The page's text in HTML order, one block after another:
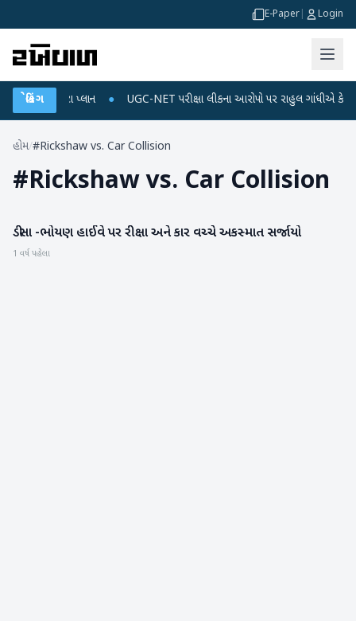
E-Paper Login
બ્રેકિંગ
અને ડેટા પ્લાન ● UGC-NET પરીક્ષા લીકના આરોપો પર રાહુલ ગાંધીએ કેન્દ્ર પર
હોમ/#Rickshaw vs. Car Collision
#Rickshaw vs. Car Collision
બનાસકાંઠા
ડીસા -ભોયણ હાઈવે પર રીક્ષા અને કાર વચ્ચે અકસ્માત સર્જાયો
1 વર્ષ પહેલા